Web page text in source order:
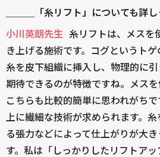
＿＿＿「糸リフト」についても詳し
小川英朗先生 糸リフトは、メスを
き上げる施術です。コグというト
糸を皮下組織に挿入し、物理的に
期待できるのが特徴ですね。メスを
こちらも比較的簡単に思われがち
上に繊細な技術が求められます。
る張力などによって仕上がりが大
す。私は「しっかりしたリフトア